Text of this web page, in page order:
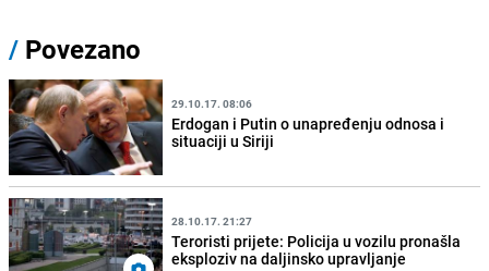
/ Povezano
29.10.17. 08:06
Erdogan i Putin o unapređenju odnosa i
situaciji u Siriji
28.10.17. 21:27
Teroristi prijete: Policija u vozilu pronašla
eksploziv na daljinsko upravljanje